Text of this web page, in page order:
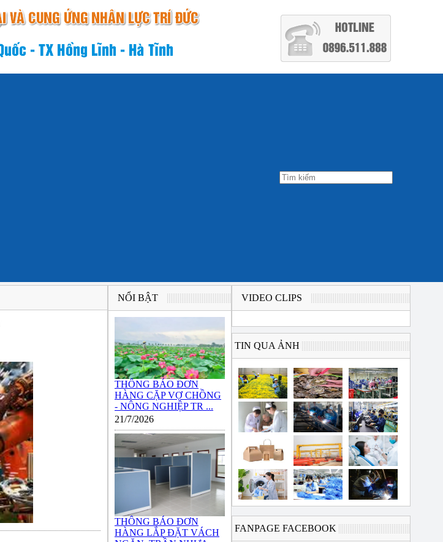
NỔI BẬT
THÔNG BÁO ĐƠN
HÀNG CẶP VỢ CHỒNG
- NÔNG NGHIỆP TR ...
21/7/2026
THÔNG BÁO ĐƠN
HÀNG LẮP ĐẶT VÁCH
VIDEO CLIPS
TIN QUA ẢNH
FANPAGE FACEBOOK